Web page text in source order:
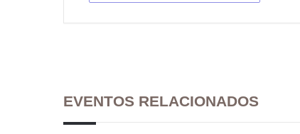
EVENTOS RELACIONADOS